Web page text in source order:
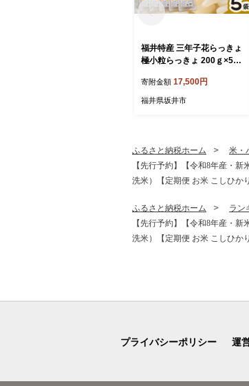
福井特産 三年子花らっきょ
極小粒らっきょ 200ｇ×5袋
りの三年掘り栽培』 希少 漬
け 国産 漬け物 お漬物 ラッ
寄附金額 17,500円
福井県坂井市
ふるさと納税ホーム 米・
【先行予約】【令和8年産・
洗米）【定期便 お米 こしひか
ふるさと納税ホーム ラン
【先行予約】【令和8年産・
洗米）【定期便 お米 こしひか
プライバシーポリシー 運